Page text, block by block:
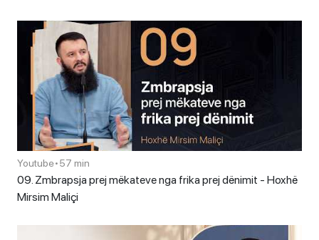
Youtube•57 min
09. Zmbrapsja prej mëkateve nga frika prej dënimit - Hoxhë
Mirsim Maliçi